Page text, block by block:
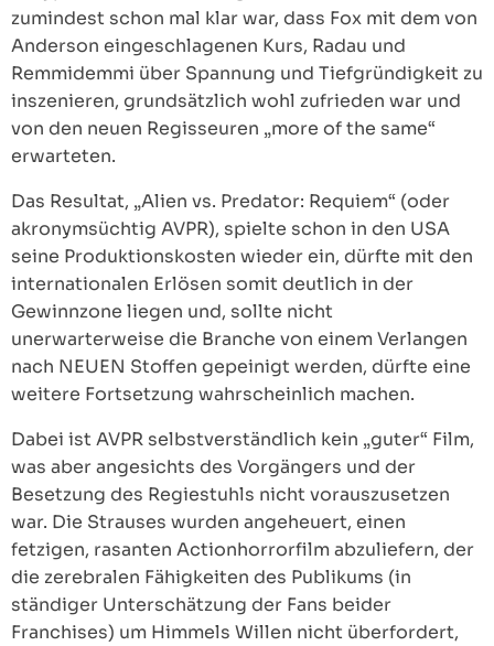
zumindest schon mal klar war, dass Fox mit dem von
Anderson eingeschlagenen Kurs, Radau und
Remmidemmi über Spannung und Tiefgründigkeit zu
inszenieren, grundsätzlich wohl zufrieden war und
von den neuen Regisseuren „more of the same“
erwarteten.
Das Resultat, „Alien vs. Predator: Requiem“ (oder
akronymsüchtig AVPR), spielte schon in den USA
seine Produktionskosten wieder ein, dürfte mit den
internationalen Erlösen somit deutlich in der
Gewinnzone liegen und, sollte nicht
unerwarterweise die Branche von einem Verlangen
nach NEUEN Stoffen gepeinigt werden, dürfte eine
weitere Fortsetzung wahrscheinlich machen.
Dabei ist AVPR selbstverständlich kein „guter“ Film,
was aber angesichts des Vorgängers und der
Besetzung des Regiestuhls nicht vorauszusetzen
war. Die Strauses wurden angeheuert, einen
fetzigen, rasanten Actionhorrorfilm abzuliefern, der
die zerebralen Fähigkeiten des Publikums (in
ständiger Unterschätzung der Fans beider
Franchises) um Himmels Willen nicht überfordert,